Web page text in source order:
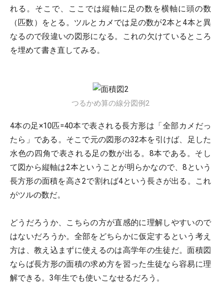
れる。そこで、ここでは縦軸に足の数を横軸に頭の数
（匹数）をとる。ツルとカメでは足の数が2本と4本と異
なるので段違いの図形になる。これの欠けているところ
を埋めて書き直してみる。
つるかめ算の線分図例2
4本の足×10匹=40本で表される長方形は「全部カメだっ
たら」である。そこで元の図形の32本を引けば、足した
水色の四角で表される足の数が出る。8本である。そし
て図から縦軸は2本ということが明らかなので、8という
長方形の面積を高さ2で割れば4という長さが出る。これ
がツルの数だ。
どうだろうか、こちらの方が直感的に理解しやすいので
はないだろうか。全部をどちらかに仮定するという考え
方は、教え込まずに使えるのは高学年の生徒だ。面積図
ならば長方形の面積の求め方を習った生徒なら容易に理
解できる。3年生でも使いこなせるだろう。